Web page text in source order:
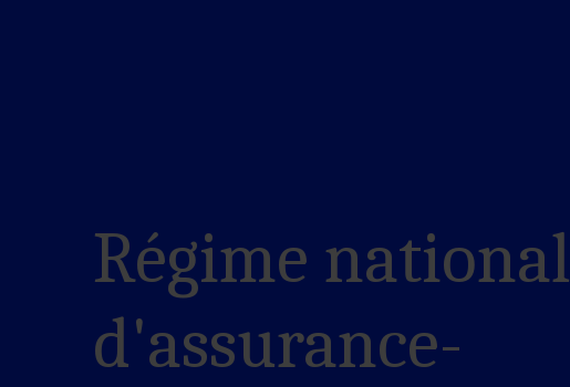
Régime national
d'assurance-